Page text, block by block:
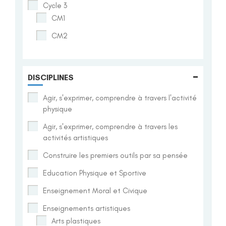
Cycle 3
CM1
CM2
DISCIPLINES -
Agir, s'exprimer, comprendre à travers l'activité
physique
Agir, s'exprimer, comprendre à travers les
activités artistiques
Construire les premiers outils par sa pensée
Education Physique et Sportive
Enseignement Moral et Civique
Enseignements artistiques
Arts plastiques